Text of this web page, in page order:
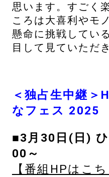
思います。すごく
ころは大喜利やモ
懸命に挑戦してい
目して見ていただ
＜独占生中継
なフェス 2025
■3月30日(日)
00～
【番組HPはこち